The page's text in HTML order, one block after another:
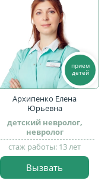
прием
детей
Архипенко Елена
Юрьевна
детский невролог,
невролог
стаж работы: 13 лет
Вызвать